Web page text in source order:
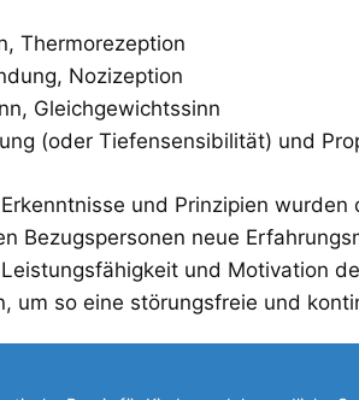
Thermorezeption
Nozizeption
Gleichgewichtssinn
(oder Tiefensensibilität) und
und Prinzipien
Bezugspersonen neue
und Motivation
um so eine störungsfreie und